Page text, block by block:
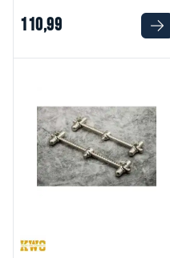
110,99